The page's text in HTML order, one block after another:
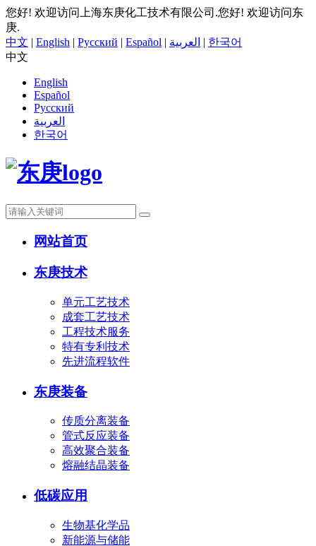
您好! 欢迎访问上海东庚化工技术有限公司.您好! 欢迎访问东
庚.
中文 | English | Русский | Español | العربية | 한국어
中文
English
Español
Русский
العربية
한국어
网站首页
东庚技术
单元工艺技术
成套工艺技术
工程技术服务
特有专利技术
先进流程软件
东庚装备
传质分离装备
管式反应装备
高效聚合装备
熔融结晶装备
低碳应用
生物基化学品
新能源与储能